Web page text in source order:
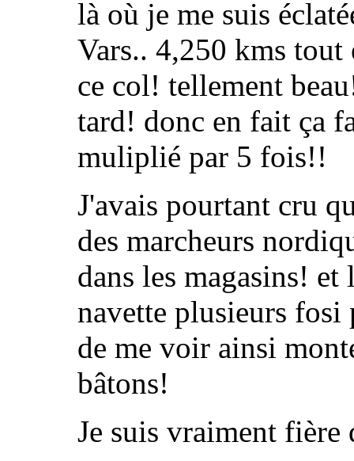
là où je me suis
Vars.. 4,250 kms
ce col! tellement
tard! donc en fait ça
muliplié par 5 fois!!
J'avais pourtant cru
des marcheurs
dans les magasins!
navette plusieurs fosi
de me voir ainsi
bâtons!
Je suis vraiment fière